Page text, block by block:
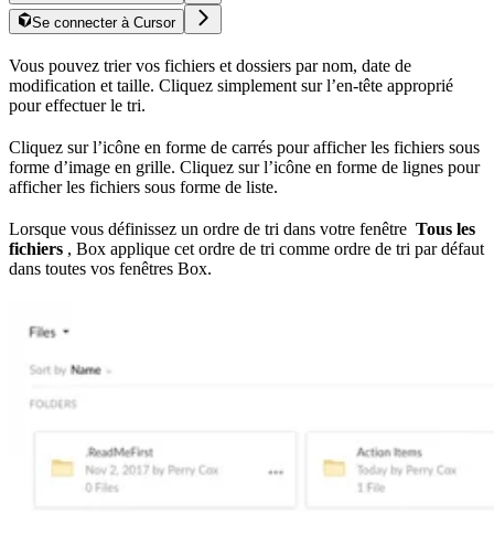
Se connecter à Cursor
Vous pouvez trier vos fichiers et dossiers par nom, date de
modification et taille. Cliquez simplement sur l’en-tête approprié
pour effectuer le tri.
Cliquez sur l’icône en forme de carrés pour afficher les fichiers sous
forme d’image en grille. Cliquez sur l’icône en forme de lignes pour
afficher les fichiers sous forme de liste.
Lorsque vous définissez un ordre de tri dans votre fenêtre Tous les
fichiers , Box applique cet ordre de tri comme ordre de tri par défaut
dans toutes vos fenêtres Box.